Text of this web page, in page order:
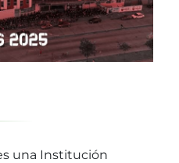
una Institución